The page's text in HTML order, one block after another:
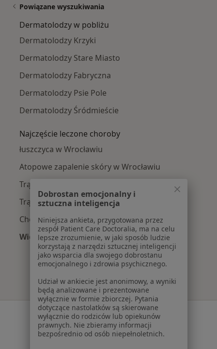
Powiązane wyszukiwania
Dermatolodzy w pobliżu
Dermatolodzy Krzyki
Dermatolodzy Stare Miasto
Dermatolodzy Fabryczna
Dermatolodzy Psie Pole
Dermatolodzy Śródmieście
Najczęście leczone choroby
łuszczyca w Wrocławiu
Atopowe zapalenie skóry w Wrocławiu
Trądzik różowaty w Wrocławiu
Trądzik w Wrocławiu
Choroby skóry w Wrocławiu
Więcej (15)
Więcej w kategorii: Najczęście leczone
Serwis
Regulamin
Dobrostan emocjonalny i
sztuczna inteligencja
Niniejsza ankieta, przygotowana przez
zespół Patient Care Doctoralia, ma na celu
lepsze zrozumienie, w jaki sposób ludzie
korzystają z narzędzi sztucznej inteligencji
jako wsparcia dla swojego dobrostanu
emocjonalnego i zdrowia psychicznego.
Udział w ankiecie jest anonimowy, a wyniki
będą analizowane i prezentowane
wyłącznie w formie zbiorczej. Pytania
dotyczące nastolatków są skierowane
wyłącznie do rodziców lub opiekunów
prawnych. Nie zbieramy informacji
bezpośrednio od osób niepełnoletnich.